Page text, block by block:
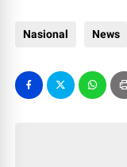
Nasional News